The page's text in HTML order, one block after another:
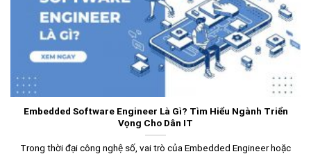
Embedded Software Engineer Là Gì? Tìm Hiểu Ngành Triển
Vọng Cho Dân IT
Trong thời đại công nghệ số, vai trò của Embedded Engineer hoặc